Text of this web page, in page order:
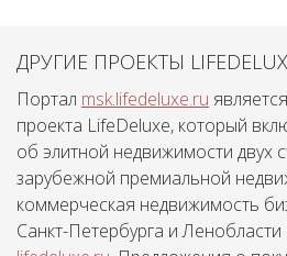
ДРУГИЕ ПРОЕКТЫ
Портал msk.lifedeluxe.ru
проекта LifeDeluxe, который
об элитной недвижимости двух
зарубежной премиальной
коммерческая недвижимость
Санкт-Петербурга и